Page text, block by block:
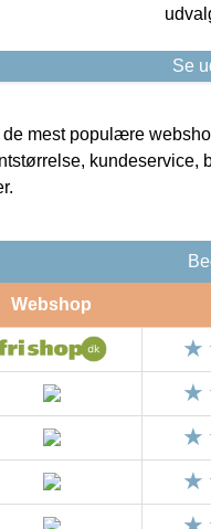
Se
mest populære
kundeservice,
Webshop